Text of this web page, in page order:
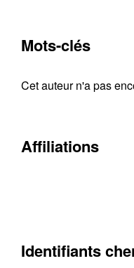
Mots-clés
Cet auteur n'a pas
Affiliations
Identifiants
Contacter